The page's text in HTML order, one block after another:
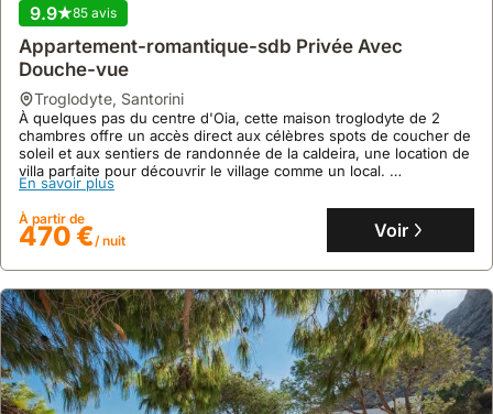
9.9 85 avis
Appartement-romantique-sdb Privée Avec
Douche-vue
troglodyte, Santorini
À quelques pas du centre d'Oia, cette maison troglodyte de 2
chambres offre un accès direct aux célèbres spots de coucher de
soleil et aux sentiers de randonnée de la caldeira, une location de
villa parfaite pour découvrir le village comme un local.
Profitez d'un jacuzzi exclusif et d'une climatisation pour un séjour
confortable dans cette villa, idéale pour 4 personnes et offrant
une expérience unique au cœur de l'activité volcanique de
Santorin.
En savoir plus
À partir de
470 €/ nuit Voir